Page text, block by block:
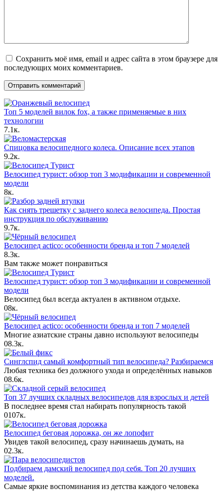
Сохранить моё имя, email и адрес сайта в этом браузере для
последующих моих комментариев.
Топ 5 моделей вилок fox, а также применяемые в них
технологии
7.1к.
Спицовка велосипедного колеса. Описание всех этапов
9.2к.
Велосипед турист: обзор топ 3 модификации и современной
модели
8к.
Как снять трешетку с заднего колеса велосипеда. Простая
инструкция по обслуживанию
9.7к.
Велосипед actico: особенности бренда и топ 7 моделей
8.3к.
Вам также может понравиться
Велосипед турист: обзор топ 3 модификации и современной
модели
Велосипед был всегда актуален в активном отдыхе.
08к.
Велосипед actico: особенности бренда и топ 7 моделей
Многие азиатские страны давно используют велосипеды
08.3к.
Синглспид самый комфортный тип велосипеда? Разбираемся
Любая техника без должного ухода и определённых навыков
08.6к.
Топ 37 лучших складных велосипедов для взрослых и детей
В последнее время стал набирать популярность такой
0107к.
Велосипед беговая дорожка, он же лопофит
Увидев такой велосипед, сразу начинаешь думать, на
02.3к.
Подбираем дамский велосипед под себя. Топ 20 лучших
моделей.
Самые яркие воспоминания из детства каждого человека